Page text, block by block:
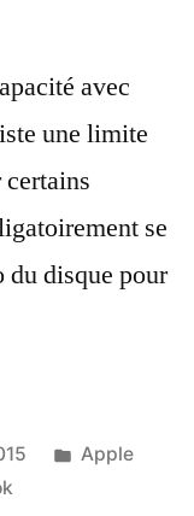
avec
une limite
se
du disque pour
Publié
Apple